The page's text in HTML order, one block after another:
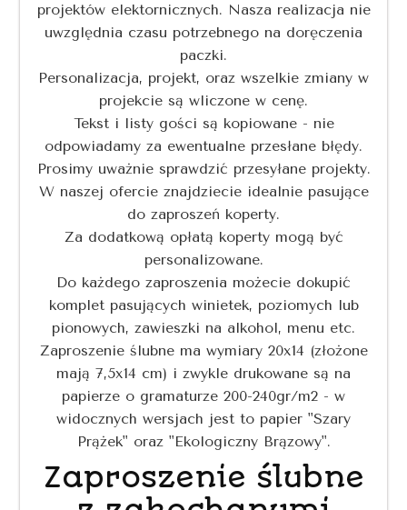
projektów elektornicznych. Nasza realizacja nie
uwzględnia czasu potrzebnego na doręczenia
paczki.
Personalizacja, projekt, oraz wszelkie zmiany w
projekcie są wliczone w cenę.
Tekst i listy gości są kopiowane - nie
odpowiadamy za ewentualne przesłane błędy.
Prosimy uważnie sprawdzić przesyłane projekty.
W naszej ofercie znajdziecie idealnie pasujące
do zaproszeń koperty.
Za dodatkową opłatą koperty mogą być
personalizowane.
Do każdego zaproszenia możecie dokupić
komplet pasujących winietek, poziomych lub
pionowych, zawieszki na alkohol, menu etc.
Zaproszenie ślubne ma wymiary 20x14 (złożone
mają 7,5x14 cm) i zwykle drukowane są na
papierze o gramaturze 200-240gr/m2 - w
widocznych wersjach jest to papier "Szary
Prążek" oraz "Ekologiczny Brązowy".
Zaproszenie ślubne